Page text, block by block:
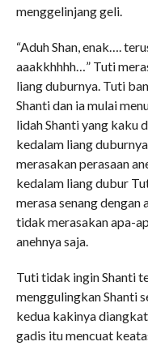
menggelinjang geli.
“Aduh Shan, enak….
aaakkhhhh…” Tuti
liang duburnya. Tuti
Shanti dan ia mulai
lidah Shanti yang kaku
kedalam liang
merasakan perasaan
kedalam liang dubur
merasa senang dengan
tidak merasakan apa-
anehnya saja.
Tuti tidak ingin Shanti
menggulingkan Shanti
kedua kakinya
gadis itu mencuat